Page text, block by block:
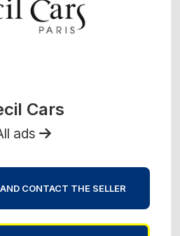
Cars
ads
CONTACT THE SELLER